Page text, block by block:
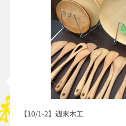
【10/1-2】週末木工